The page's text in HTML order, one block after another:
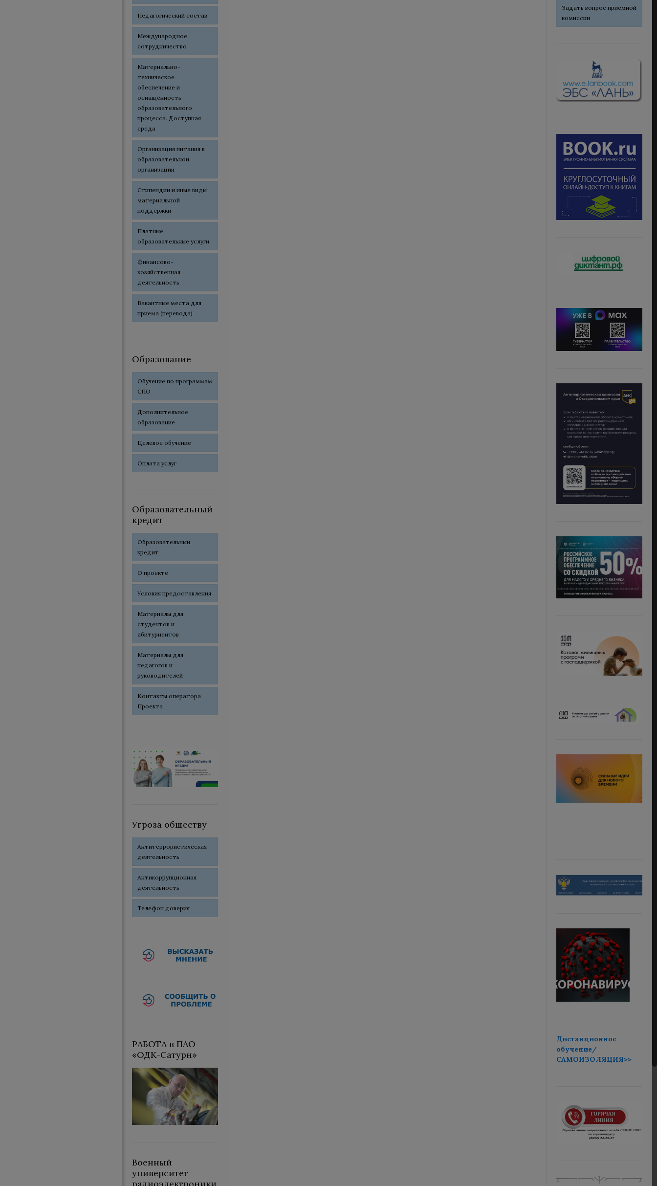
Педагогический состав.
Международное
сотрудничество
Материально-
техническое
обеспечение и
оснащённость
образовательного
процесса. Доступная
среда
Организация питания в
образовательной
организации
Стипендии и иные виды
материальной
поддержки
Платные
образовательные услуги
Финансово-
хозяйственная
деятельность
Вакантные места для
приема (перевода)
Образование
Обучение по программам
СПО
Дополнительное
образование
Целевое обучение
Оплата услуг
Образовательный
кредит
Образовательный
кредит
О проекте
Условия предоставления
Материалы для
студентов и
абитуриентов
Материалы для
педагогов и
руководителей
Контакты оператора
Проекта
Угроза обществу
Антитеррористическая
деятельность
Антикоррупционная
деятельность
Телефон доверия
РАБОТА в ПАО
«ОДК-Сатурн»
Военный
университет
Задать вопрос приемной
комиссии
Дистанционное
обучение/
САМОИЗОЛЯЦИЯ>>